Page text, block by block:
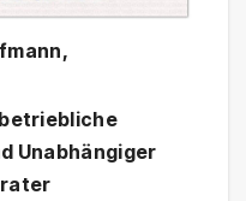
Unabhängiger